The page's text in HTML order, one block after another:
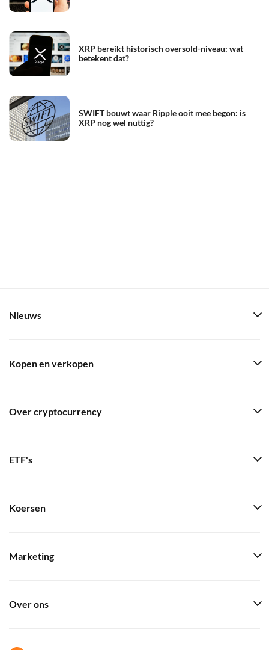
XRP bereikt historisch oversold-niveau: wat
betekent dat?
SWIFT bouwt waar Ripple ooit mee begon: is
XRP nog wel nuttig?
Nieuws
Kopen en verkopen
Over cryptocurrency
ETF's
Koersen
Marketing
Over ons